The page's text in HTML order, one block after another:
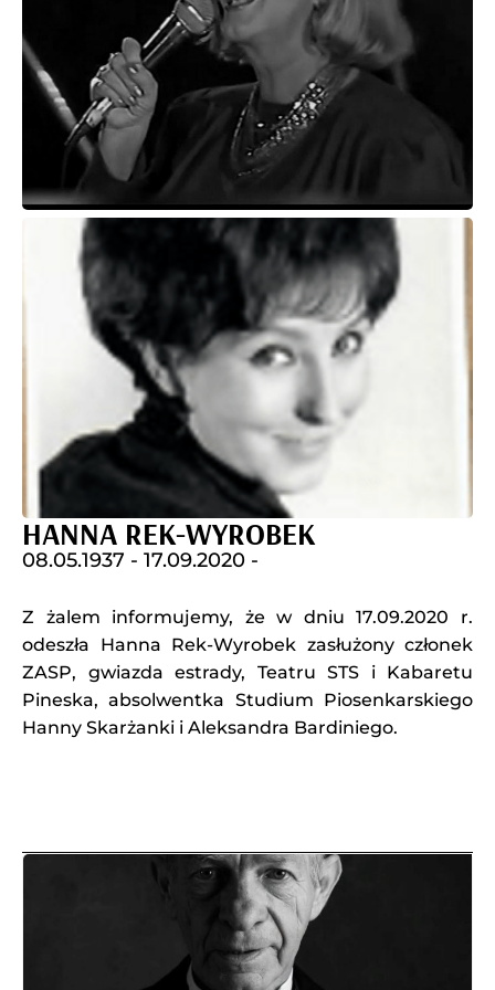
HANNA REK-WYROBEK
08.05.1937 - 17.09.2020 -
Z żalem informujemy, że w dniu 17.09.2020 r.
odeszła Hanna Rek-Wyrobek zasłużony członek
ZASP, gwiazda estrady, Teatru STS i Kabaretu
Pineska, absolwentka Studium Piosenkarskiego
Hanny Skarżanki i Aleksandra Bardiniego.